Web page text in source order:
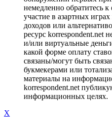
немедленно обратитесь
участие в азартных
доходов или
ресурс korrespondent.net
и/или виртуальные
какой форме оплату
связаны/могут быть
букмекерами или
материалы на
korrespondent.net
информационных целях.
X